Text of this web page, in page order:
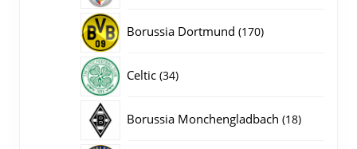
Borussia Dortmund 170170
Celtic 3434
Borussia Monchengladbach 1818